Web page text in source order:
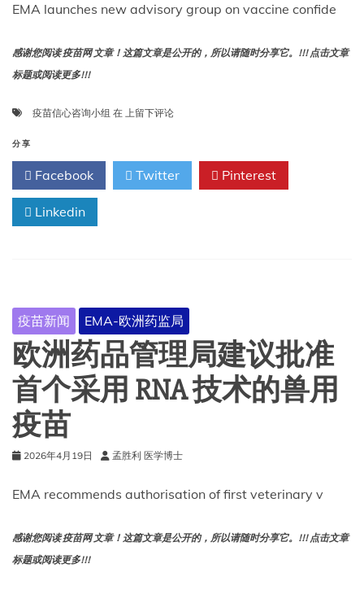
EMA launches new advisory group on vaccine confide
感谢您阅读 疫苗网 文章！这篇文章是公开的，所以请随时分享它。!!! 点击文章
标题或阅读更多!!!
疫苗信心咨询小组 在 欧
品
管
理
苗
信
心
咨
询
组
上留下评论
分享
Facebook Twitter Pinterest
Linkedin
疫苗新闻 EMA-欧洲药监局
欧洲药品管理局建议批准
首个采用 RNA 技术的兽用
疫苗
2026年4月19日 孟胜利 医学博士
EMA recommends authorisation of first veterinary v
感谢您阅读 疫苗网 文章！这篇文章是公开的，所以请随时分享它。!!! 点击文章
标题或阅读更多!!!